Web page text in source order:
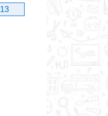
13